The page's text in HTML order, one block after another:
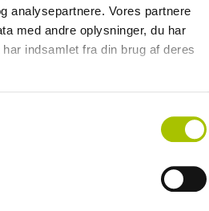
analysepartnere. Vores partnere
med andre oplysninger, du har
indsamlet fra din brug af deres
gav ikke særskilt erstatning for den
på ejendommen.
under en ekspropriation særskilt
lerforekomster på ejendommen.